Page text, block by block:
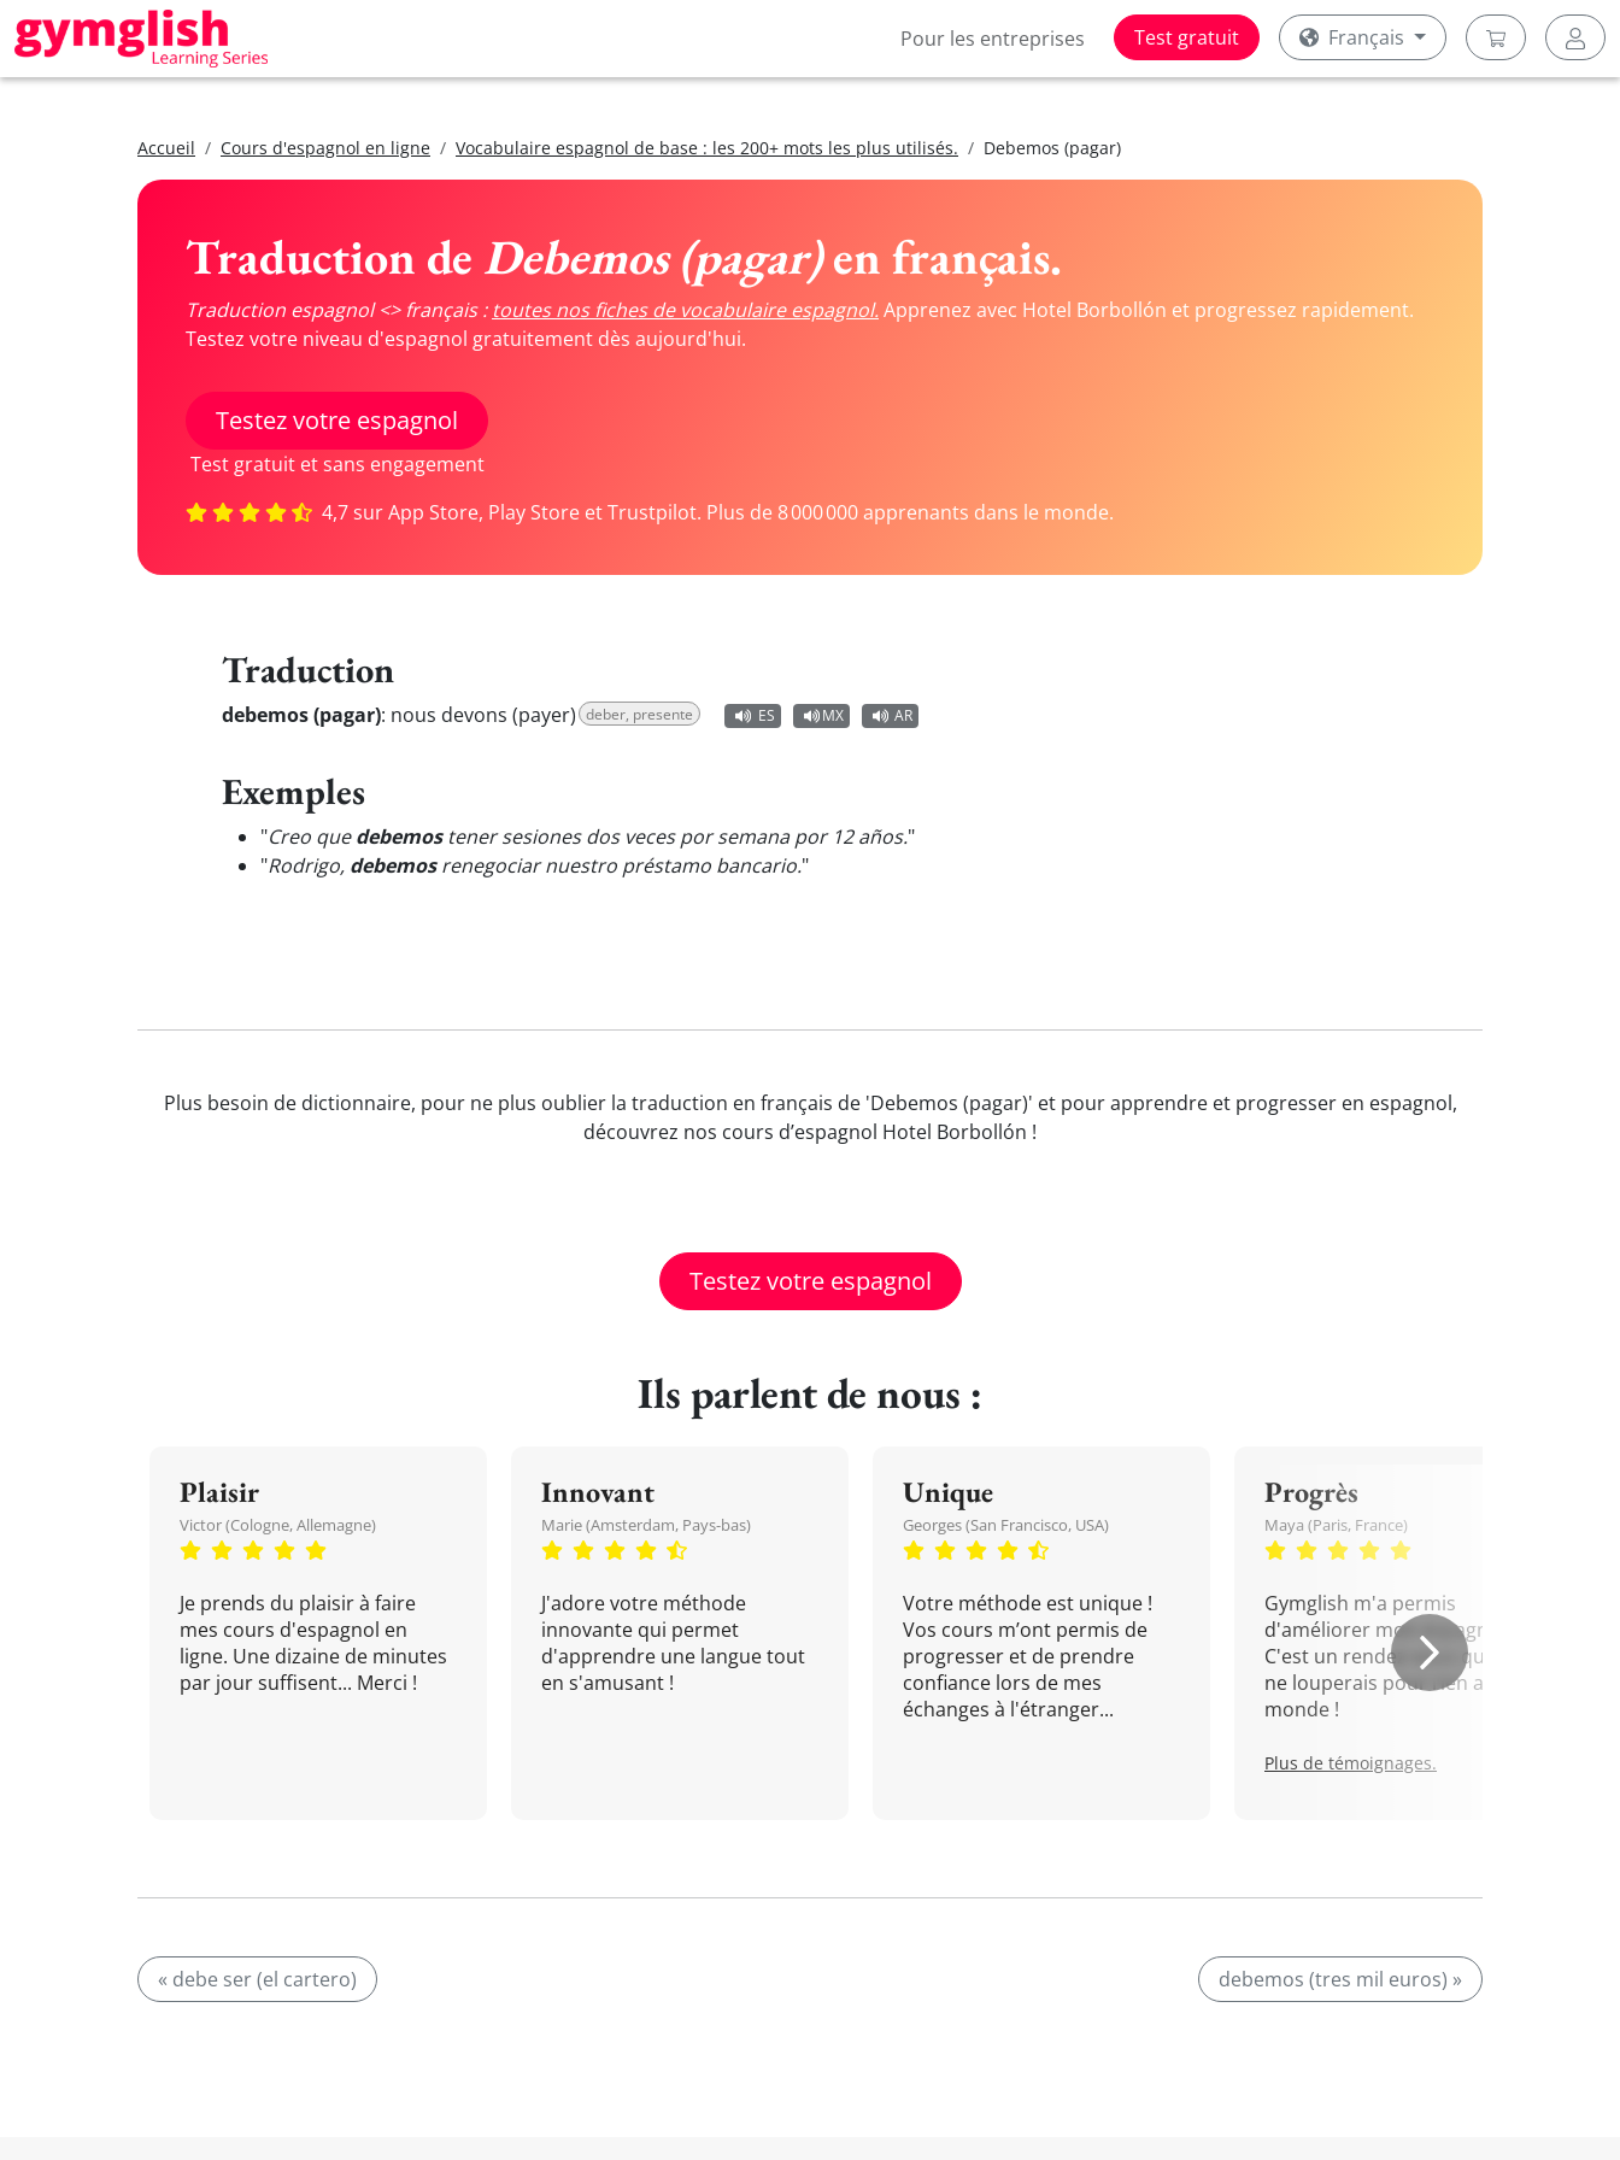
Pour les entreprises Test gratuit Français
Accueil Cours d'espagnol en ligne Vocabulaire espagnol de base : les 200+ mots les plus utilisés. Debemos (pagar)
Traduction de Debemos (pagar)en français.
Traduction espagnol <> français : toutes nos fiches de vocabulaire espagnol.Apprenez avec Hotel Borbollón et progressez rapidement.
Testez votre niveau d'espagnol gratuitement dès aujourd'hui.
Testez votre espagnol
Test gratuit et sans engagement
4,7 sur App Store, Play Store et Trustpilot. Plus de 8 000 000 apprenants dans le monde.
Traduction
debemos (pagar): nous devons (payer) deber, presente ES MX AR
Exemples
"Creo quedebemostener sesiones dos veces por semana por 12 años."
"Rodrigo, debemosrenegociar nuestro préstamo bancario."
Plus besoin de dictionnaire, pour ne plus oublier la traduction en français de 'Debemos (pagar)' et pour apprendre et progresser en espagnol,
découvrez nos cours d’espagnol Hotel Borbollón !
Testez votre espagnol
Ils parlent de nous :
Plaisir
Victor (Cologne, Allemagne)
Je prends du plaisir à faire
mes cours d'espagnol en
ligne. Une dizaine de minutes
par jour suffisent... Merci !
Innovant
Marie (Amsterdam, Pays-bas)
J'adore votre méthode
innovante qui permet
d'apprendre une langue tout
en s'amusant !
Unique
Georges (San Francisco, USA)
Votre méthode est unique !
Vos cours m’ont permis de
progresser et de prendre
confiance lors de mes
échanges à l'étranger...
Progrès
Maya (Paris, France)
Gymglish m'a permis
d'améliorer mon espagnol.
C'est un rendez-vous que je
ne louperais pour rien au
monde !
Plus de témoignages.
« debe ser (el cartero) debemos (tres mil euros) »